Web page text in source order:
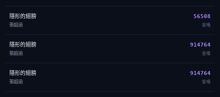
隱形的翅膀
張韶涵
56508
金嗓
隱形的翅膀
張韶涵
914764
金嗓
隱形的翅膀
張韶涵
914764
金嗓